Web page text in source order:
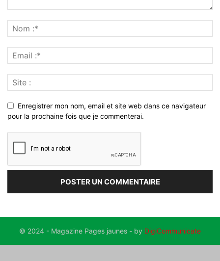
Enregistrer mon nom, email et site web dans ce navigateur
pour la prochaine fois que je commenterai.
© 2024 - Magazine Pages jaunes - by DigiCommunicate